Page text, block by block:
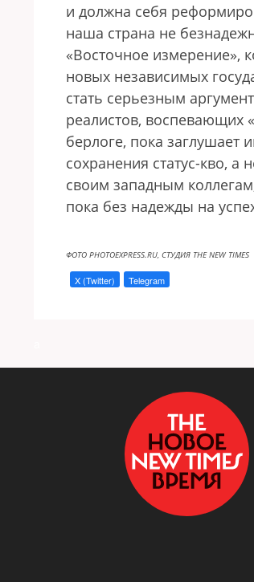
и должна себя
наша страна не
«Восточное измерение»,
новых независимых
стать серьезным
реалистов, воспевающих
берлоге, пока заглушает
сохранения статус-кво,
своим западным
пока без надежды на
ФОТО PHOTOEXPRESS.RU, СТУДИЯ THE NEW TIMES
X (Twitter) Telegram